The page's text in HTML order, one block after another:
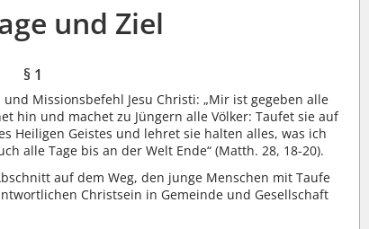
und Ziel
§ 1
Missionsbefehl Jesu Christi: „Mir ist gegeben alle
hin und machet zu Jüngern alle Völker: Taufet sie auf
Heiligen Geistes und lehret sie halten alles, was ich
alle Tage bis an der Welt Ende“ (Matth. 28, 18-20).
auf dem Weg, den junge Menschen mit Taufe
Christsein in Gemeinde und Gesellschaft